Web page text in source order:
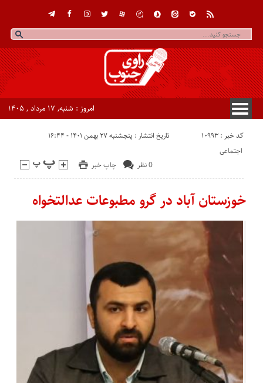
امروز : شنبه, ۱۷ مرداد , ۱۴۰۵
کد خبر : 10993 تاریخ انتشار : پنجشنبه ۲۷ بهمن ۱۴۰۱ - ۱۶:۴۴
چاپ خبر 0 نظر
اجتماعی
خوزستان آباد در گرو مطبوعات عدالتخواه